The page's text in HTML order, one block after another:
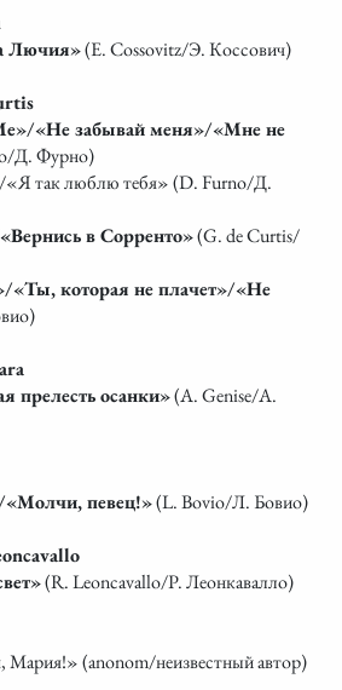
Лючия»(E. Cossovitz/Э. Коссович)
«Не забывай меня»/«Мне не
Д. Фурно)
«Я так люблю тебя» (D. Furno/Д.
в Сорренто»(G. de Curtis/
«Ты, которая не плачет»/«Не
прелесть осанки»(A. Genise/А.
«Молчи, певец!»(L. Bovio/Л. Бовио)
(R. Leoncavallo/Р. Леонкавалло)
Мария!» (anonom/неизвестный автор)